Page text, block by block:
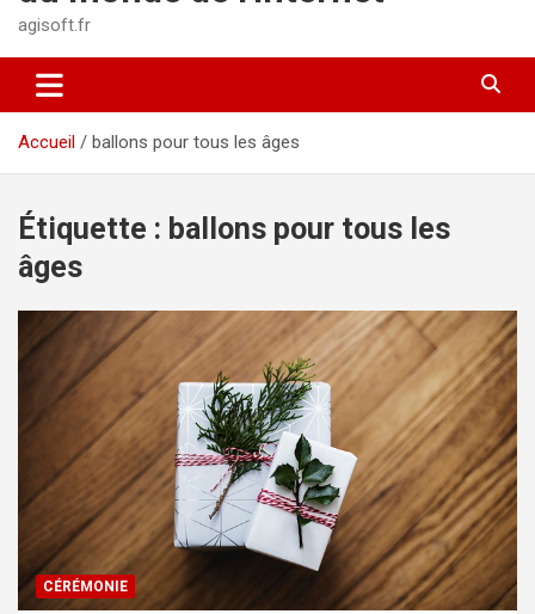
agisoft.fr
Accueil ballons pour tous les âges
Étiquette : ballons pour tous les
âges
CÉRÉMONIE